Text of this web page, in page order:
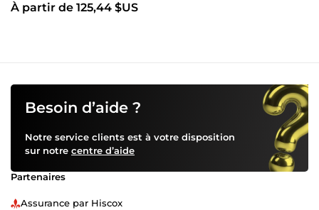
À partir de 125,44 $US
Besoin d’aide ?
Notre service clients est à votre disposition
sur notre centre d’aide
Partenaires
Assurance par Hiscox